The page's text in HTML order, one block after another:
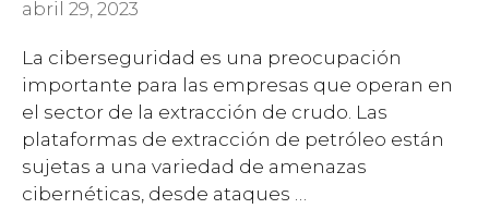
abril 29, 2023
La ciberseguridad es una preocupación
importante para las empresas que operan en
el sector de la extracción de crudo. Las
plataformas de extracción de petróleo están
sujetas a una variedad de amenazas
cibernéticas, desde ataques …